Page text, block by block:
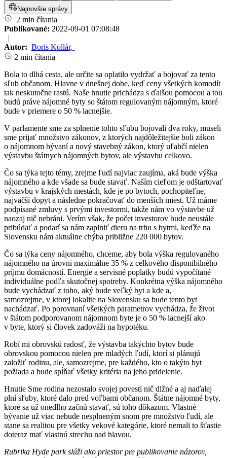
Najnovšie správy
2 min čítania
Publikované: 2022-09-01 07:08:48
|
Autor: Boris Kollár,
2 min čítania
Bola to dlhá cesta, ale určite sa oplatilo vydržať a bojovať za tento
sľub občanom. Hlavne v dnešnej dobe, keď ceny všetkých komodít
tak neskutočne rastú. Naše hnutie prichádza s ďalšou pomocou a tou
budú práve nájomné byty so štátom regulovaným nájomným, ktoré
bude v priemere o 50 % lacnejšie.
V parlamente sme za splnenie tohto sľubu bojovali dva roky, museli
sme prijať množstvo zákonov, z ktorých najdôležitejšie boli zákon
o nájomnom bývaní a nový stavebný zákon, ktorý uľahčí nielen
výstavbu štátnych nájomných bytov, ale výstavbu celkovo.
Čo sa týka tejto témy, zrejme ľudí najviac zaujíma, aká bude výška
nájomného a kde všade sa bude stavať. Naším cieľom je odštartovať
výstavbu v krajských mestách, kde je po bytoch, pochopiteľne,
najväčší dopyt a následne pokračovať do menších miest. Už máme
podpísané zmluvy s prvými investormi, takže nám vo výstavbe už
naozaj nič nebráni. Verím však, že počet investorov bude neustále
pribúdať a podarí sa nám zaplniť dieru na trhu s bytmi, keďže na
Slovensku nám aktuálne chýba približne 220 000 bytov.
Čo sa týka ceny nájomného, chceme, aby bola výška regulovaného
nájomného na úrovni maximálne 35 % z celkového disponibilného
príjmu domácností. Energie a servisné poplatky budú vypočítané
individuálne podľa skutočnej spotreby. Konkrétna výška nájomného
bude vychádzať z toho, aký bude veľký byt a kde a,
samozrejme, v ktorej lokalite na Slovensku sa bude tento byt
nachádzať. Po porovnaní všetkých parametrov vychádza, že život
v štátom podporovanom nájomnom byte je o 50 % lacnejší ako
v byte, ktorý si človek zadováži na hypotéku.
Robí mi obrovskú radosť, že výstavba takýchto bytov bude
obrovskou pomocou nielen pre mladých ľudí, ktorí si plánujú
založiť rodinu, ale, samozrejme, pre každého, kto o takýto byt
požiada a bude spĺňať všetky kritéria na jeho pridelenie.
Hnutie Sme rodina nezostalo svojej povesti nič dlžné a aj naďalej
plní sľuby, ktoré dalo pred voľbami občanom. Štátne nájomné byty,
ktoré sa už onedlho začnú stavať, sú toho dôkazom. Vlastné
bývanie už viac nebude nesplneným snom pre množstvo ľudí, ale
stane sa realitou pre všetky vekové kategórie, ktoré nemali to šťastie
doteraz mať vlastnú strechu nad hlavou.
Rubrika Hyde park slúži ako priestor pre publikovanie názorov,